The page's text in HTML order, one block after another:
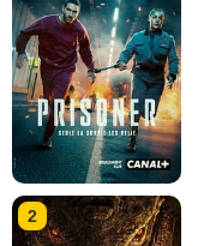
2